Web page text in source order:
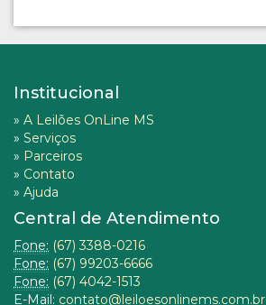
Institucional
» A Leilões OnLine MS
» Serviços
» Parceiros
» Contato
» Ajuda
Central de Atendimento
Fone: (67) 3388-0216
Fone: (67) 99203-6666
Fone: (67) 4042-1513
E-Mail: contato@leiloesonlinems.com.br